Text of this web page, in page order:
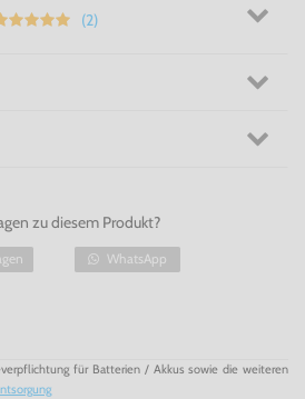
(2)
zu diesem Produkt?
WhatsApp
für Batterien / Akkus sowie die weiteren